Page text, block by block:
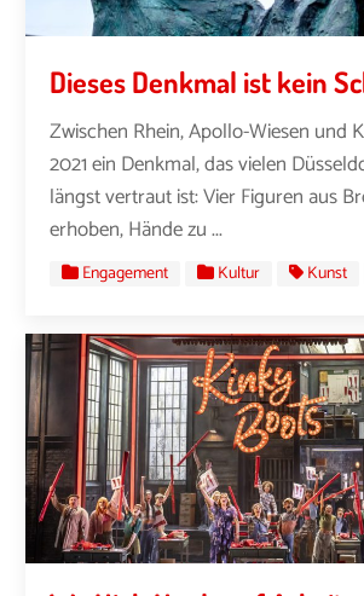
Dieses Denkmal ist kein
Zwischen Rhein, Apollo-Wiesen und
2021 ein Denkmal, das vielen
längst vertraut ist: Vier Figuren aus
erhoben, Hände zu ...
Engagement Kultur Kunst